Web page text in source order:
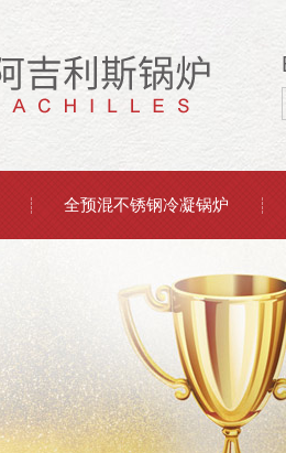
全预混不锈钢冷凝锅炉